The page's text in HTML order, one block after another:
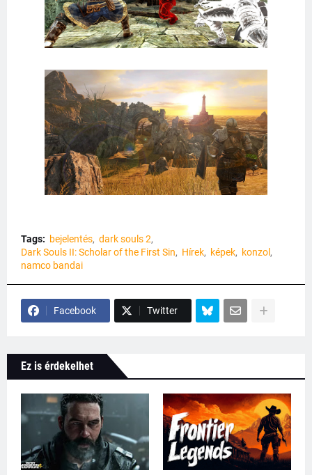
Tags: bejelentés dark souls 2
Dark Souls II: Scholar of the First Sin
Hírek képek
konzol
namco bandai
Facebook Twitter
Ez is érdekelhet